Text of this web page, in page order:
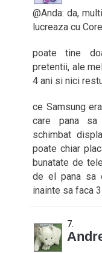
@Anda: da,
lucreaza cu
poate tine
pretentii, ale
4 ani si nici
ce Samsung
care pana
schimbat
poate chiar
bunatate de
de el pana sa
inainte sa faca 3